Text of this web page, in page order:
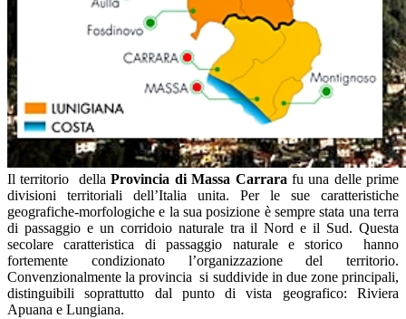
Il territorio dellaProvincia di Massa Carrara fu una delle prime
divisioni territoriali dell’Italia unita. Per le sue caratteristiche
geografiche-morfologiche e la sua posizione è sempre stata una terra
di passaggio e un corridoio naturale tra il Nord e il Sud. Questa
secolare caratteristica di passaggio naturale e storico hanno
fortemente condizionato l’organizzazione del territorio.
Convenzionalmente la provincia si suddivide in due zone principali,
distinguibili soprattutto dal punto di vista geografico: Riviera
Apuana e Lungiana.